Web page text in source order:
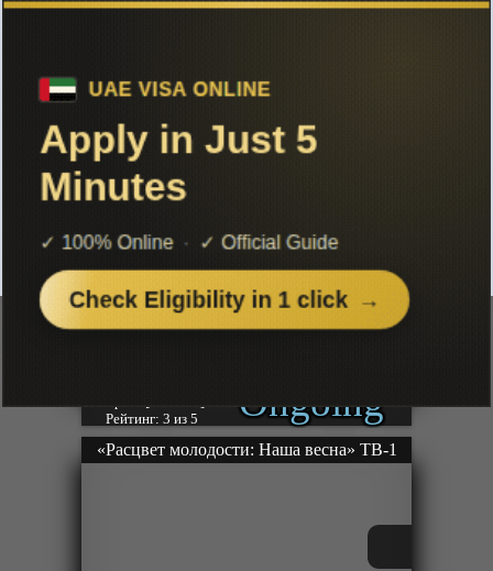
Южнокорейское Аниме бесплатно
онлайн, все серии и сезоны
Чтобы не терять с нами связь,
подписывайся на наш
Рейтинг: 3 из 5
Ongoing
«Расцвет молодости: Наша весна» ТВ-1